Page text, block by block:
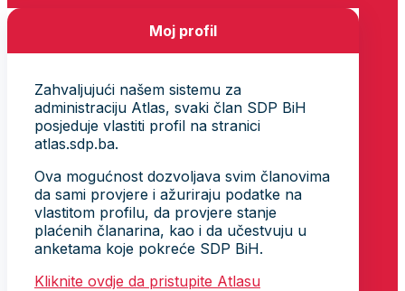
Moj profil
Zahvaljujući našem sistemu za
administraciju Atlas, svaki član SDP BiH
posjeduje vlastiti profil na stranici
atlas.sdp.ba.
Ova mogućnost dozvoljava svim članovima
da sami provjere i ažuriraju podatke na
vlastitom profilu, da provjere stanje
plaćenih članarina, kao i da učestvuju u
anketama koje pokreće SDP BiH.
Kliknite ovdje da pristupite Atlasu